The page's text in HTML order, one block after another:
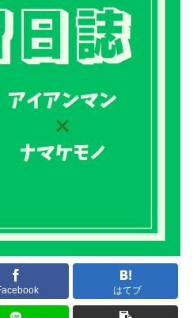
はてブ